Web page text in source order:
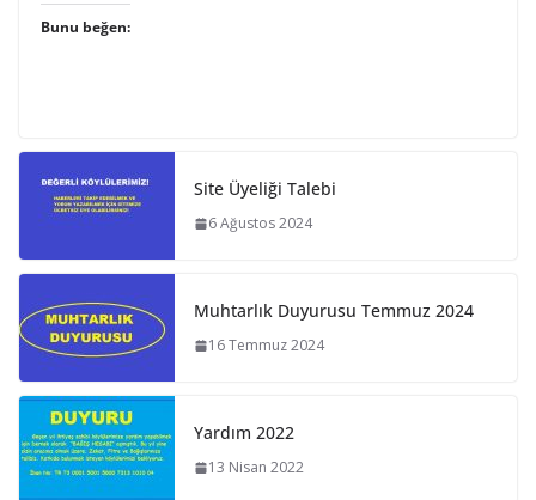
Bunu beğen:
Site Üyeliği Talebi
6 Ağustos 2024
Muhtarlık Duyurusu Temmuz 2024
16 Temmuz 2024
Yardım 2022
13 Nisan 2022